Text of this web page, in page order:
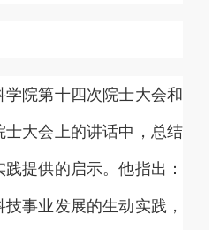
院第十四次院士大会和
士大会上的讲话中，总结
提供的启示。他指出：
事业发展的生动实践，